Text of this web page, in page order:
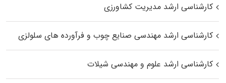
کارشناسی ارشد مدیریت کشاورزی
کارشناسی ارشد مهندسی صنایع چوب و فرآورده‌ های سلولزی
کارشناسی ارشد علوم و مهندسی شیلات